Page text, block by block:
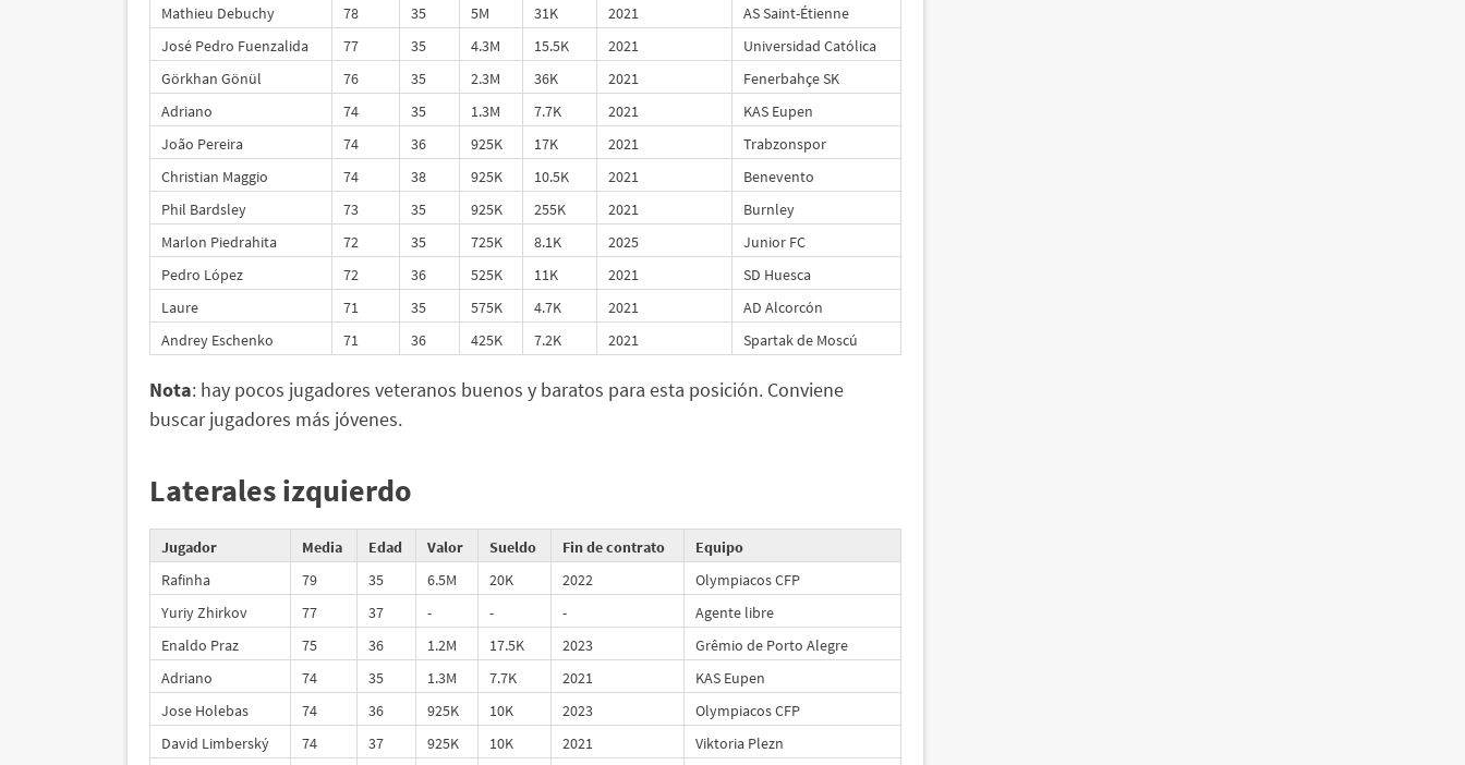
Mathieu Debuchy
78 35 5M 31K 2021
AS Saint-Étienne
José Pedro Fuenzalida
77 35 4.3M 15.5K 2021
Universidad Católica
Görkhan Gönül
76 35 2.3M 36K 2021
Fenerbahçe SK
Adriano
74 35 1.3M 7.7K 2021
KAS Eupen
João Pereira
74 36 925K 17K 2021
Trabzonspor
Christian Maggio
74 38 925K 10.5K 2021
Benevento
Phil Bardsley
73 35 925K 255K 2021
Burnley
Marlon Piedrahita
72 35 725K 8.1K 2025
Junior FC
Pedro López
72 36 525K 11K 2021
SD Huesca
Laure
71 35 575K 4.7K 2021
AD Alcorcón
Andrey Eschenko
71 36 425K 7.2K 2021 Spartak de Moscú
Nota: hay pocos jugadores veteranos buenos y baratos para esta posición. Conviene
buscar jugadores más jóvenes.
Laterales izquierdo
Jugador Media Edad Valor Sueldo Fin de contrato
Equipo
Rafinha
79 35 6.5M 20K 2022
Olympiacos CFP
Yuriy Zhirkov
77 37 - - -
Agente libre
Enaldo Praz
75 36 1.2M 17.5K 2023
Grêmio de Porto Alegre
Adriano
74 35 1.3M 7.7K 2021
KAS Eupen
Jose Holebas
74 36 925K 10K 2023
Olympiacos CFP
David Limberský
74 37 925K 10K 2021
Viktoria Plezn